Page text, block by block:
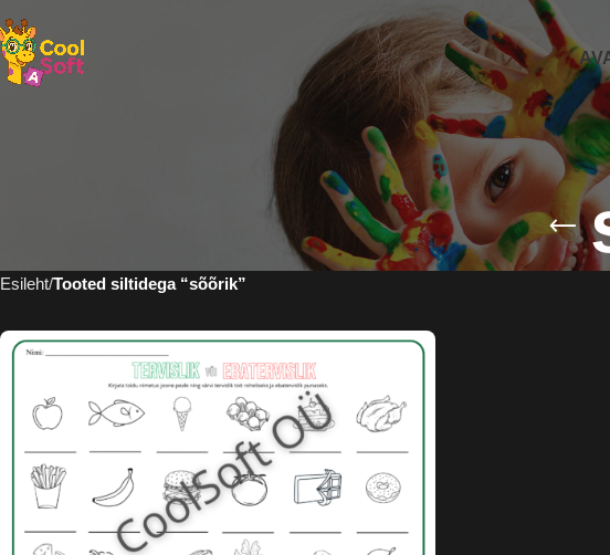
Esileht Tooted siltidega “sõõrik”